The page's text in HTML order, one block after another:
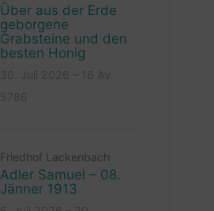
Über aus der Erde
geborgene
Grabsteine und den
besten Honig
Friedhof Lackenbach
Adler Samuel – 08.
Jänner 1913